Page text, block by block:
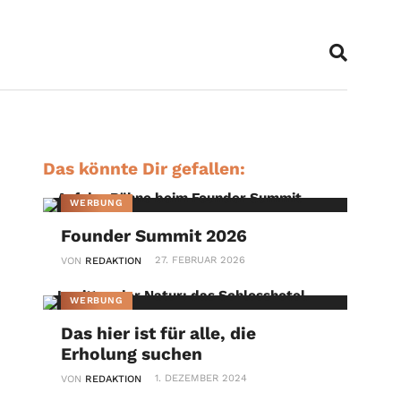
Das könnte Dir gefallen:
WERBUNG
Founder Summit 2026
VON REDAKTION 27. FEBRUAR 2026
WERBUNG
Das hier ist für alle, die
Erholung suchen
VON REDAKTION 1. DEZEMBER 2024